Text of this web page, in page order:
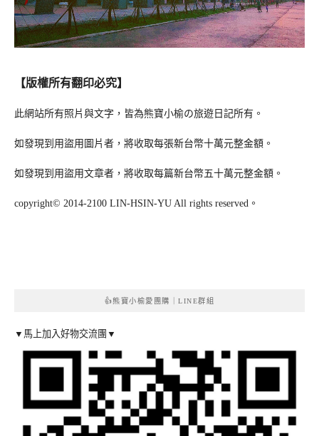
【版權所有翻印必究】
此網站所有照片與文字，皆為熊寶小榆の旅遊日記所有。
如發現到用盜用圖片者，將收取每張新台幣十萬元整金額。
如發現到用盜用文章者，將收取每篇新台幣五十萬元整金額。
copyright© 2014-2100 LIN-HSIN-YU All rights reserved。
👍熊寶小榆愛團購｜LINE群組
▼馬上加入好物交流團▼